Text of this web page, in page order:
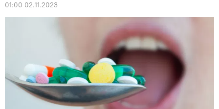
01:00 02.11.2023